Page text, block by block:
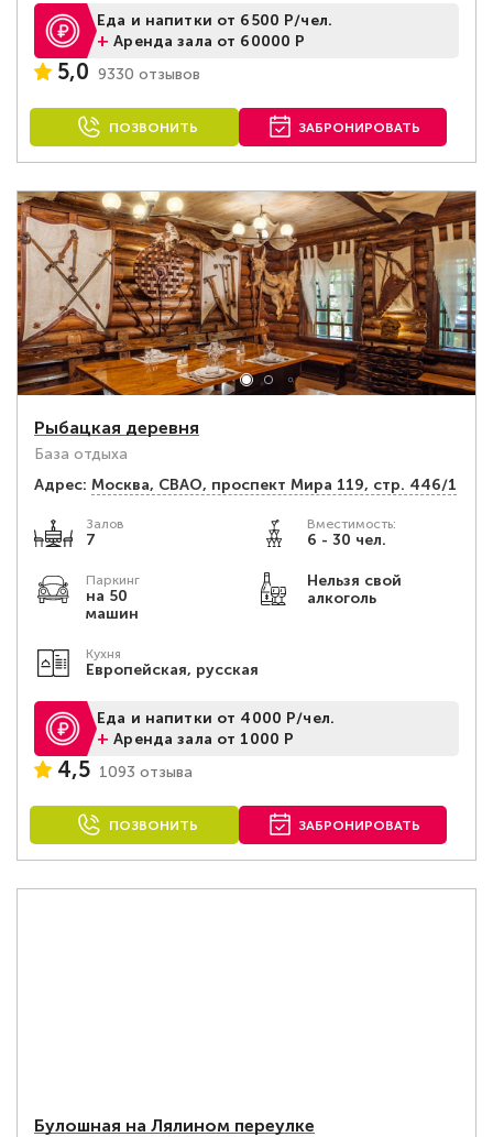
Еда и напитки от 6500 Р/чел.
+Аренда зала от 60000 Р
5,0 9330 отзывов
ПОЗВОНИТЬ ЗАБРОНИРОВАТЬ
Рыбацкая деревня
База отдыха
Адрес: Москва, СВАО, проспект Мира 119, стр. 446/1
Залов
7
Вместимость:
6 - 30 чел.
Паркинг
на 50
машин
Нельзя свой
алкоголь
Кухня
Европейская, русская
Еда и напитки от 4000 Р/чел.
+Аренда зала от 1000 Р
4,5 1093 отзыва
ПОЗВОНИТЬ ЗАБРОНИРОВАТЬ
Булошная на Лялином переулке